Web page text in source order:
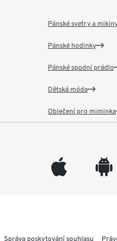
Pánské svetry a
Pánské hodinky
Pánské spodní prádlo
Dětská móda
Oblečení pro miminka
appleinc android
Správa poskytování souhlasu